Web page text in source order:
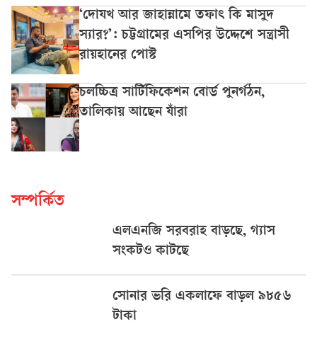
‘দোযখ আর জাহান্নামে তফাৎ কি মাসুদ
স্যার?’: চট্টগ্রামের এসপির উদ্দেশে সন্ত্রাসী
রায়হানের পোস্ট
চলচ্চিত্র সার্টিফিকেশন বোর্ড পুনর্গঠন,
তালিকায় আছেন যাঁরা
সম্পর্কিত
এলএনজি সরবরাহ বাড়ছে, গ্যাস
সংকটও কাটছে
সোনার ভরি একলাফে বাড়ল ৯৮৫৬
টাকা